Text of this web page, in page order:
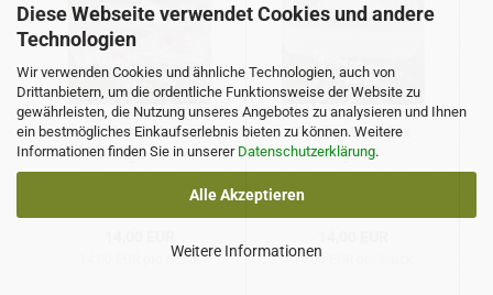
Diese Webseite verwendet Cookies und andere
Technologien
Wir verwenden Cookies und ähnliche Technologien, auch von
Drittanbietern, um die ordentliche Funktionsweise der Website zu
gewährleisten, die Nutzung unseres Angebotes zu analysieren und Ihnen
ein bestmögliches Einkaufserlebnis bieten zu können. Weitere
Informationen finden Sie in unserer Datenschutzerklärung.
Alle Akzeptieren
Weitere Informationen
Taschentuch Box
Olga 22
14,00 EUR pro Stück
Taschentuch Box
Olga 23
14,00 EUR pro Stück